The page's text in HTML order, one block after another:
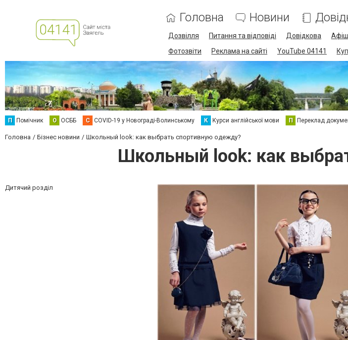
Головна Новини
Дозвілля Питання та відповіді Довідкова
Фотозвіти
Реклама на сайті YouTube 04141
П Помічник О ОСББ C COVID-19 у Новограді-Волинському К Курси англійської мови П Переклад
Головна Бізнес новини Школьный look: как выбрать спортивную одежду?
Школьный look: как
Дитячий розділ